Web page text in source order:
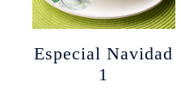
Especial Navidad
1